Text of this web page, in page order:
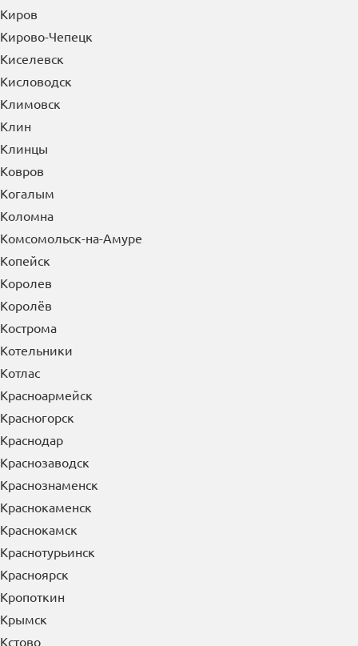
Кинешма
Кириши
Киров
Кирово-Чепецк
Киселевск
Кисловодск
Климовск
Клин
Клинцы
Ковров
Когалым
Коломна
Комсомольск-на-Амуре
Копейск
Королев
Королёв
Кострома
Котельники
Котлас
Красноармейск
Красногорск
Краснодар
Краснозаводск
Краснознаменск
Краснокаменск
Краснокамск
Краснотурьинск
Красноярск
Кропоткин